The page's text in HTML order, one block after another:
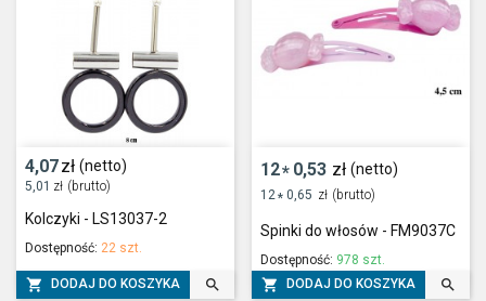
4,07zł (netto)
5,01 zł (brutto)
Kolczyki - LS13037-2
Dostępność: 22 szt.
 DODAJ DO KOSZYKA 
12* 0,53 zł (netto)
12* 0,65 zł (brutto)
Spinki do włosów - FM9037C
Dostępność: 978 szt.
 DODAJ DO KOSZYKA 